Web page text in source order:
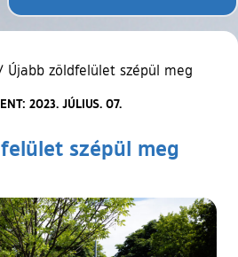
Újabb zöldfelület szépül meg
2023. JÚLIUS. 07.
szépül meg